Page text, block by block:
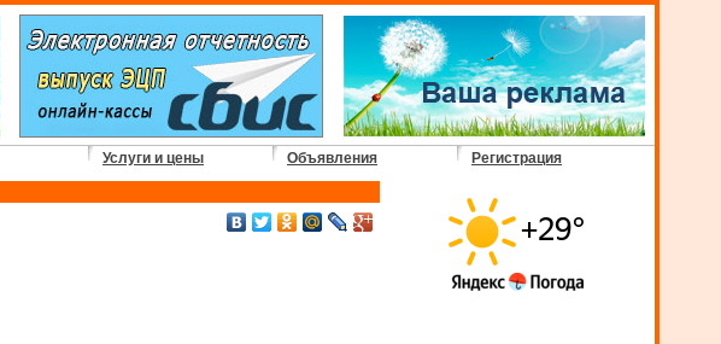
Услуги и цены Объявления Регистрация